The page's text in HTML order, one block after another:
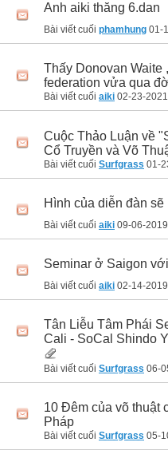
Anh aiki thăng 6.dan
Bài viết cuối phamhung 01-
Thấy Donovan Waite
federation vửa qua
Bài viết cuối aiki 02-23-2021
Cuộc Thảo Luận về
Cổ Truyền và Võ
Bài viết cuối Surfgrass 01-
Hình của diễn đàn sẽ
Bài viết cuối aiki 09-06-2019
Seminar ở Saigon
Bài viết cuối aiki 02-14-2019
Tân Liễu Tâm Phái
Cali - SoCal Shindo
Bài viết cuối Surfgrass 06-
10 Đêm của võ thuật
Pháp
Bài viết cuối Surfgrass 05-